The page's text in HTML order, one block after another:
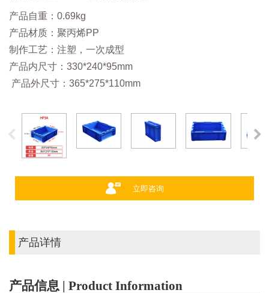
产品自重：0.69kg
产品材质：聚丙烯PP
制作工艺：注塑，一次成型
产品内尺寸：330*240*95mm
产品外尺寸：365*275*110mm
立即咨询
产品详情
产品信息 | Product Information